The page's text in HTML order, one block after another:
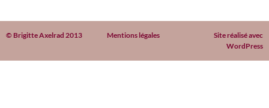
© Brigitte Axelrad 2013 Mentions légales
Site réalisé avec
WordPress